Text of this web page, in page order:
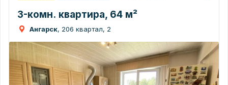
3-комн. квартира, 64 м²
Ангарск, 206 квартал, 2